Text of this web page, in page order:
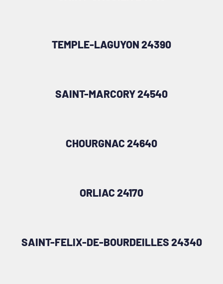
TEMPLE-LAGUYON 24390
SAINT-MARCORY 24540
CHOURGNAC 24640
ORLIAC 24170
SAINT-FELIX-DE-BOURDEILLES 24340